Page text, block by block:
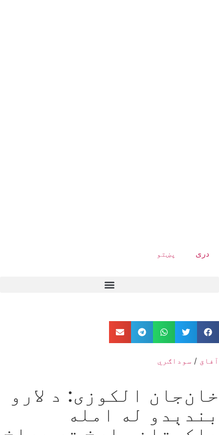
دری پښتو
آفاق / سوداګري
خان‌جان الکوزی: د لارو
بندېدو له امله